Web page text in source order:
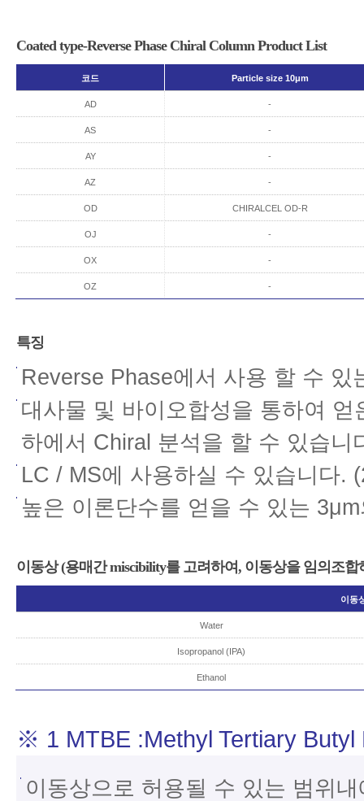
Coated type-Reverse Phase Chiral Column Product List
코드 Particle size 10μm
AD -
AS -
AY -
AZ -
OD CHIRALCEL OD-R
OJ -
OX -
OZ -
특징
Reverse Phase에서 사용 할 수 있
대사물 및 바이오합성을 통하여
하에서 Chiral 분석을 할 수 있습니
LC / MS에 사용하실 수 있습니다.
높은 이론단수를 얻을 수 있는
이동상 (용매간 miscibility를 고려하여, 이동상을 임의조
이동
Water
Isopropanol (IPA)
Ethanol
※ 1 MTBE :Methyl Tertiary Butyl
이동상으로 허용될 수 있는 범위